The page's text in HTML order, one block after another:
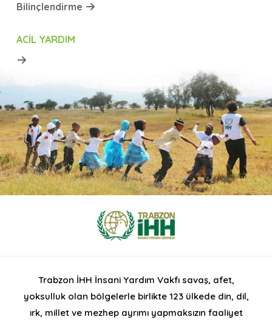
Bilinçlendirme
ACIL YARDIM
Trabzon İHH İnsani Yardım Vakfı savaş, afet,
yoksulluk olan bölgelerle birlikte 123 ülkede din, dil,
ırk, millet ve mezhep ayrımı yapmaksızın faaliyet